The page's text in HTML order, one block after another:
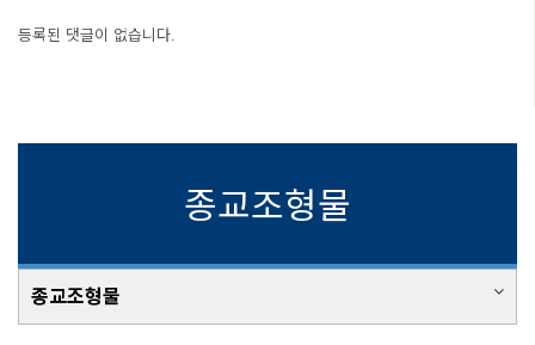
등록된 댓글이 없습니다.
종교조형물
종교조형물